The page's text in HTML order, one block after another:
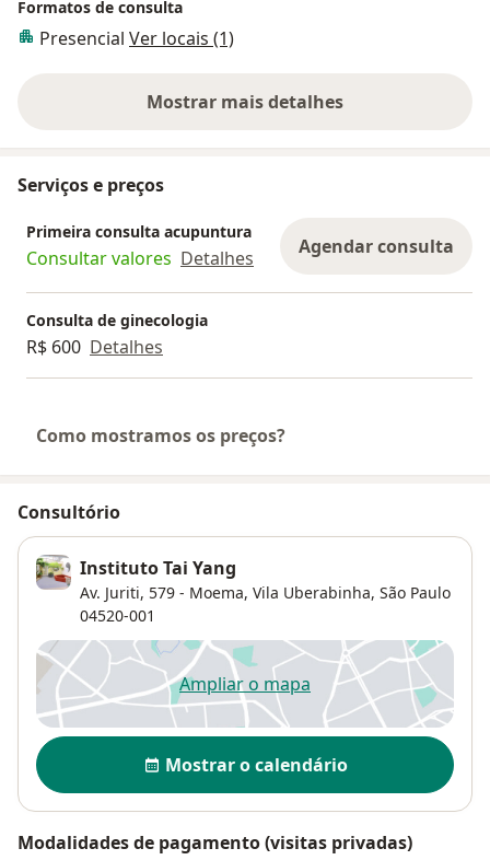
Formatos de consulta
Presencial Ver locais (1)
Mostrar mais detalhes
sobre a experiência
Serviços e preços
Primeira consulta acupuntura
Consultar valores Detalhes Agendar consulta
Consulta de ginecologia
R$ 600 Detalhes
Como mostramos os preços?
Consultório
Instituto Tai Yang
Av. Juriti, 579 - Moema, Vila Uberabinha, São Paulo
04520-001
Ampliar o mapaabre num novo separador
Disponibilidade
Mostrar o calendário
Modalidades de pagamento (visitas privadas)